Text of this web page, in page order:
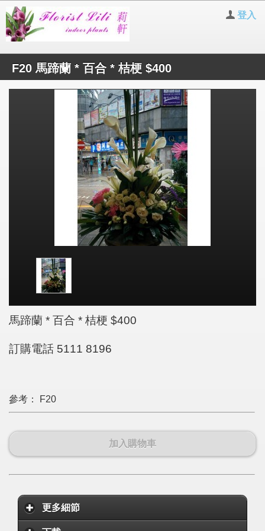
登入
F20 馬蹄蘭 * 百合 * 桔梗 $400
馬蹄蘭 * 百合 * 桔梗 $400
訂購電話 5111 8196
參考： F20
加入購物車
更多細節